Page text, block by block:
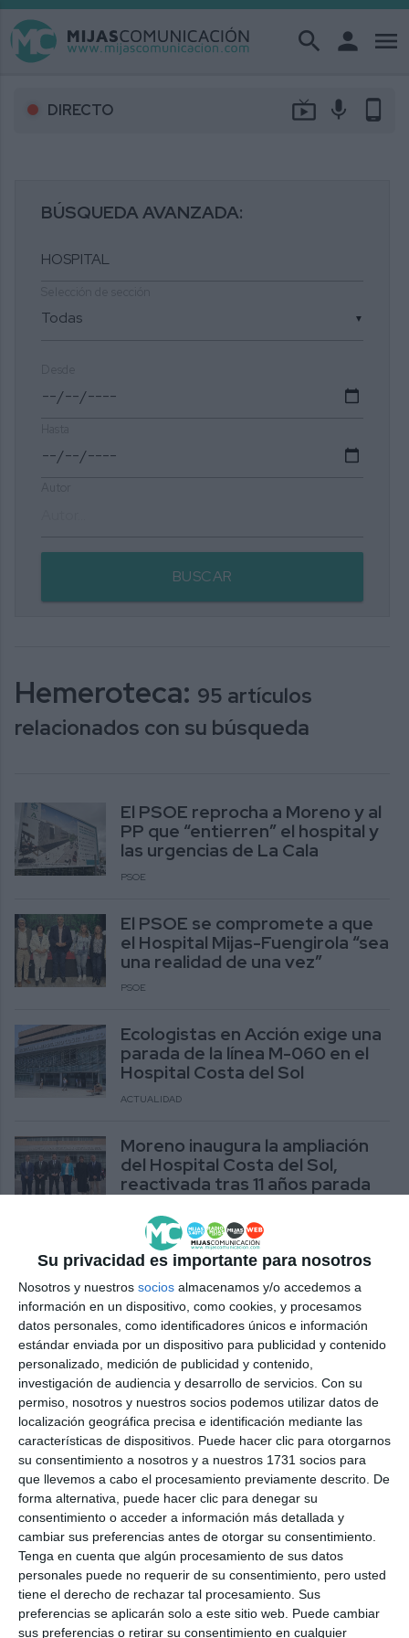
Su privacidad es importante para nosotros
Nosotros y nuestros socios almacenamos y/o accedemos a
información en un dispositivo, como cookies, y procesamos
datos personales, como identificadores únicos e información
estándar enviada por un dispositivo para publicidad y contenido
personalizado, medición de publicidad y contenido,
investigación de audiencia y desarrollo de servicios. Con su
permiso, nosotros y nuestros socios podemos utilizar datos de
localización geográfica precisa e identificación mediante las
características de dispositivos. Puede hacer clic para otorgarnos
su consentimiento a nosotros y a nuestros 1731 socios para
que llevemos a cabo el procesamiento previamente descrito. De
forma alternativa, puede hacer clic para denegar su
consentimiento o acceder a información más detallada y
cambiar sus preferencias antes de otorgar su consentimiento.
Tenga en cuenta que algún procesamiento de sus datos
personales puede no requerir de su consentimiento, pero usted
tiene el derecho de rechazar tal procesamiento. Sus
preferencias se aplicarán solo a este sitio web. Puede cambiar
sus preferencias o retirar su consentimiento en cualquier
search person menu
DIRECTO live_tv mic phone_android
BÚSQUEDA AVANZADA:
▼
BUSCAR
Hemeroteca: 95 artículos
relacionados con su búsqueda
El PSOE reprocha a Moreno y al
PP que “entierren” el hospital y
las urgencias de La Cala
PSOE
El PSOE se compromete a que
el Hospital Mijas-Fuengirola “sea
una realidad de una vez”
PSOE
Ecologistas en Acción exige una
parada de la línea M-060 en el
Hospital Costa del Sol
ACTUALIDAD
Moreno inaugura la ampliación
del Hospital Costa del Sol,
reactivada tras 11 años parada
Vox exige vivienda, hospital e
infraestructuras por la
"inacción" de Junta y Gobierno
VOX
Mijas present at Fitur through
its entrepreneurs in tourism and
hospitality
ACTUALIDAD
Dónde donar sangre en Mijas del
28 al 30 de enero
ACTUALIDAD
Vox defiende la mejora
inmediata de la sanidad con el
nuevo CARP sin renunciar al